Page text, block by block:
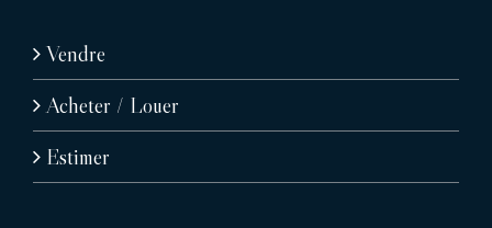
Vendre
Acheter / Louer
Estimer